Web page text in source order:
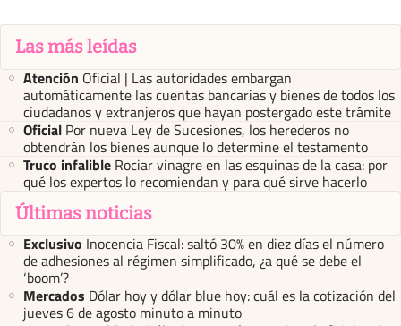
Las más leídas
Atención Oficial | Las autoridades embargan
automáticamente las cuentas bancarias y bienes de todos los
ciudadanos y extranjeros que hayan postergado este trámite
Oficial Por nueva Ley de Sucesiones, los herederos no
obtendrán los bienes aunque lo determine el testamento
Truco infalible Rociar vinagre en las esquinas de la casa: por
qué los expertos lo recomiendan y para qué sirve hacerlo
Últimas noticias
Exclusivo Inocencia Fiscal: saltó 30% en diez días el número
de adhesiones al régimen simplificado, ¿a qué se debe el
‘boom’?
Mercados Dólar hoy y dólar blue hoy: cuál es la cotización del
jueves 6 de agosto minuto a minuto